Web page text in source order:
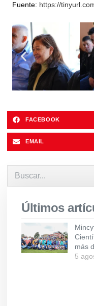
Fuente: https://
FACEBOOK
EMAIL
Últimos
más
5